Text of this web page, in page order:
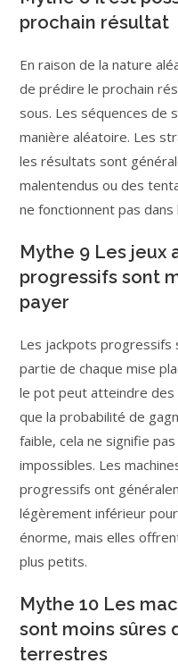
prochain résultat
En raison de la nature
de prédire le prochain
sous. Les séquences de
manière aléatoire. Les
les résultats sont
malentendus ou des
ne fonctionnent pas dans
Mythe 9 Les jeux
progressifs sont
payer
Les jackpots progressifs
partie de chaque mise
le pot peut atteindre des
que la probabilité de
faible, cela ne signifie
impossibles. Les
progressifs ont
légèrement inférieur
énorme, mais elles
plus petits.
Mythe 10 Les
sont moins sûres
terrestres